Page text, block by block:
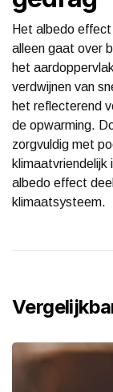
Het albedo
alleen gaat over
het
verdwijnen van
het reflecterend
de opwarming.
zorgvuldig met
albedo effect
klimaatsysteem.